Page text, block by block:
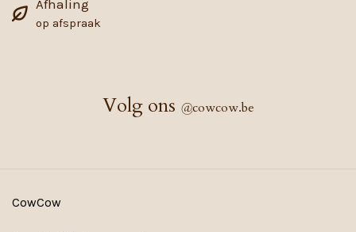
Afhaling
op afspraak
Volg ons @cowcow.be
CowCow